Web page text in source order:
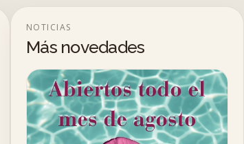
NOTICIAS
Más novedades